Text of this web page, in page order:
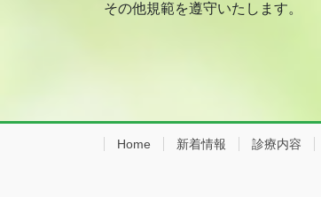
その他規範を遵守いたします。
Home 新着情報 診療内容